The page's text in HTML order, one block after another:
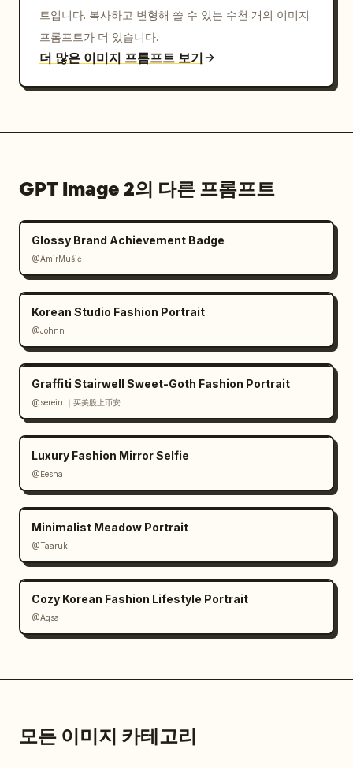
트입니다. 복사하고 변형해 쓸 수 있는 수천 개의 이미지
프롬프트가 더 있습니다.
더 많은 이미지 프롬프트 보기
GPT Image 2의 다른 프롬프트
Glossy Brand Achievement Badge
@AmirMušić
Korean Studio Fashion Portrait
@Johnn
Graffiti Stairwell Sweet-Goth Fashion Portrait
@serein ｜买美股上币安
Luxury Fashion Mirror Selfie
@Eesha
Minimalist Meadow Portrait
@Taaruk
Cozy Korean Fashion Lifestyle Portrait
@Aqsa
모든 이미지 카테고리